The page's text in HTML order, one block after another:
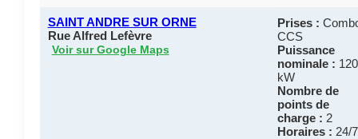
SAINT ANDRE SUR ORNE
Rue Alfred Lefèvre
Voir sur Google Maps
Prises :
CCS
Puissance
nominale : 120
kW
Nombre de
points de
charge : 2
Horaires : 24/7